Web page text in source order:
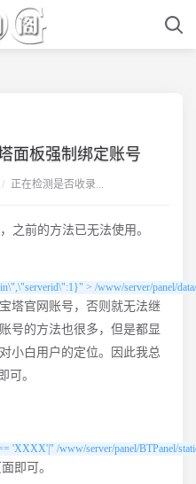
面板强制绑定账号
/ 正在检测是否收录...
之前的方法已无法使用。
> /www/server/panel/
塔官网账号，否则就无法继
号的方法也很多，但是都显
小白用户的定位。因此我总
可。
'XXXX'|" /www/server/panel/BTPanel/
即可。